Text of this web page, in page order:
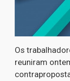
Os
reuniram